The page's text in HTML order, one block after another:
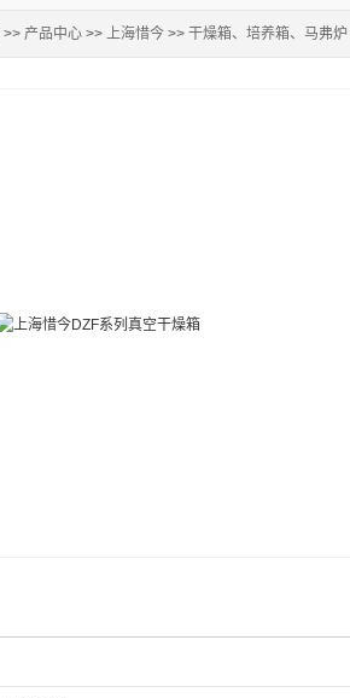
>> 产品中心 >> 上海惜今 >> 干燥箱、培养箱、马弗炉